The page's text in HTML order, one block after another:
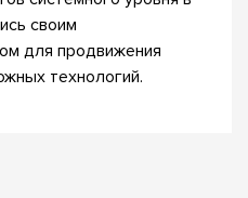
своим
для продвижения
технологий.